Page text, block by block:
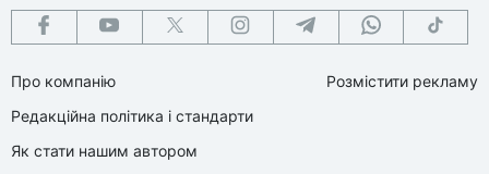
Про компанію
Редакційна політика і стандарти
Як стати нашим автором
Розмістити рекламу